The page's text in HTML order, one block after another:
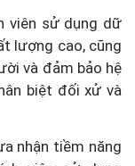
viên sử dụng dữ
lượng cao, cũng
và đảm bảo hệ
biệt đối xử và
nhận tiềm năng